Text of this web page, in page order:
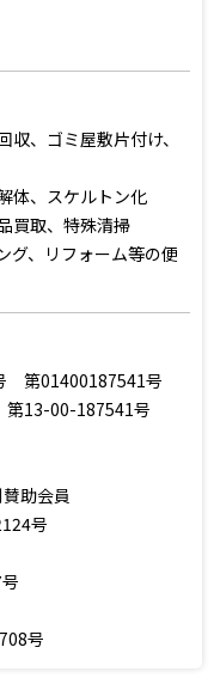
、ゴミ屋敷片付け、
体、スケルトン化
買取、特殊清掃
グ、リフォーム等の便
第01400187541号
13-00-187541号
助会員
号
号